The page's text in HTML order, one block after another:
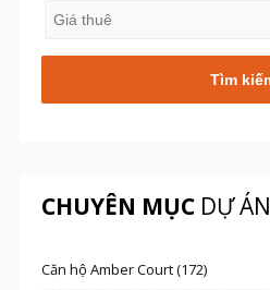
CHUYÊN MỤCDỰ ÁN
Căn hộ Amber Court (172)